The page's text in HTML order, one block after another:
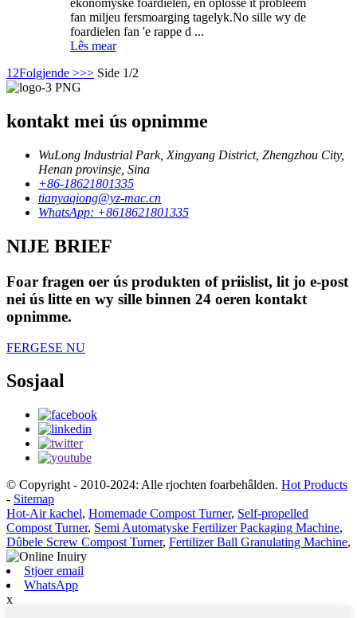
ekonomyske foardielen, en oplosse it probleem
fan miljeu fersmoarging tagelyk.No sille wy de
foardielen fan 'e rappe d ...
Lês mear
1 2Folgjende >>> Side 1/2
kontakt mei ús opnimme
WuLong Industrial Park, Xingyang District, Zhengzhou City,
Henan provinsje, Sina
+86-18621801335
tianyaqiong@yz-mac.cn
WhatsApp: +8618621801335
NIJE BRIEF
Foar fragen oer ús produkten of priislist, lit jo e-post
nei ús litte en wy sille binnen 24 oeren kontakt
opnimme.
FERGESE NU
Sosjaal
© Copyright - 2010-2024: Alle rjochten foarbehâlden. Hot Products
- Sitemap
Hot-Air kachel, Homemade Compost Turner, Self-propelled
Compost Turner, Semi Automatyske Fertilizer Packaging Machine,
Dûbele Screw Compost Turner, Fertilizer Ball Granulating Machine,
Stjoer email
WhatsApp
x